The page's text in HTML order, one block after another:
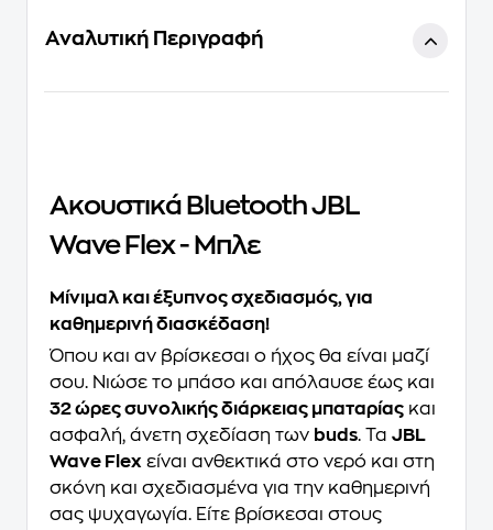
Αναλυτική Περιγραφή
Ακουστικά Bluetooth JBL
Wave Flex - Μπλε
Μίνιμαλ και έξυπνος σχεδιασμός, για
καθημερινή διασκέδαση!
Όπου και αν βρίσκεσαι ο ήχος θα είναι μαζί
σου. Νιώσε το μπάσο και απόλαυσε έως και
32 ώρες συνολικής διάρκειας μπαταρίας και
ασφαλή, άνετη σχεδίαση των buds. Τα JBL
Wave Flex είναι ανθεκτικά στο νερό και στη
σκόνη και σχεδιασμένα για την καθημερινή
σας ψυχαγωγία. Είτε βρίσκεσαι στους